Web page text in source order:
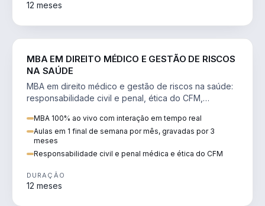
12 meses
MBA EM DIREITO MÉDICO E GESTÃO DE RISCOS
NA SAÚDE
MBA em direito médico e gestão de riscos na saúde:
responsabilidade civil e penal, ética do CFM,
MBA 100% ao vivo com interação em tempo real
Aulas em 1 final de semana por mês, gravadas por 3
meses
Responsabilidade civil e penal médica e ética do CFM
DURAÇÃO
12 meses